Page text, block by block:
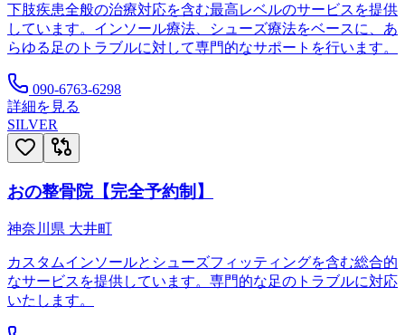
下肢疾患全般の治療対応を含む最高レベルのサービスを提供
しています。インソール療法、シューズ療法をベースに、あ
らゆる足のトラブルに対して専門的なサポートを行います。
090-6763-6298
詳細を見る
SILVER
おの整骨院【完全予約制】
神奈川県 大井町
カスタムインソールとシューズフィッティングを含む総合的
なサービスを提供しています。専門的な足のトラブルに対応
いたします。